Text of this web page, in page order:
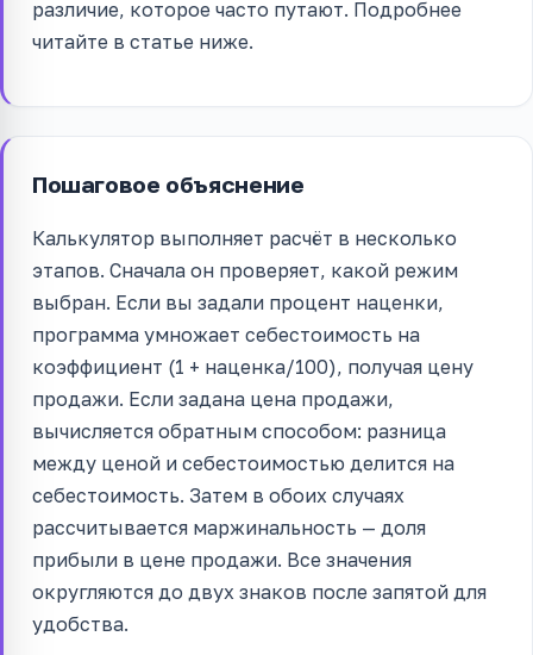
различие, которое часто путают. Подробнее
читайте в статье ниже.
Пошаговое объяснение
Калькулятор выполняет расчёт в несколько
этапов. Сначала он проверяет, какой режим
выбран. Если вы задали процент наценки,
программа умножает себестоимость на
коэффициент (1 + наценка/100), получая цену
продажи. Если задана цена продажи,
вычисляется обратным способом: разница
между ценой и себестоимостью делится на
себестоимость. Затем в обоих случаях
рассчитывается маржинальность — доля
прибыли в цене продажи. Все значения
округляются до двух знаков после запятой для
удобства.